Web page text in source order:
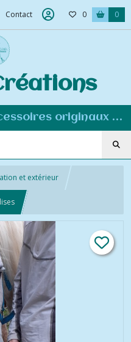
Contact 0 0
Vêtements, lingerie, accessoires originaux et personnalisés - Couture éco-responsable
et extérieur